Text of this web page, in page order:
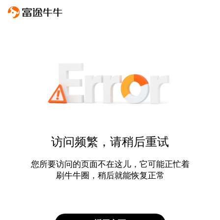
访问频繁，请稍后重试
您所要访问的页面不在这儿，它可能正忙着
刷牛牛圈，稍后就能恢复正常